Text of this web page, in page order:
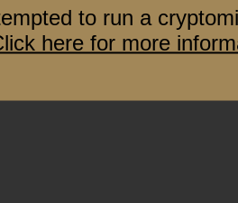
to run a
here for more